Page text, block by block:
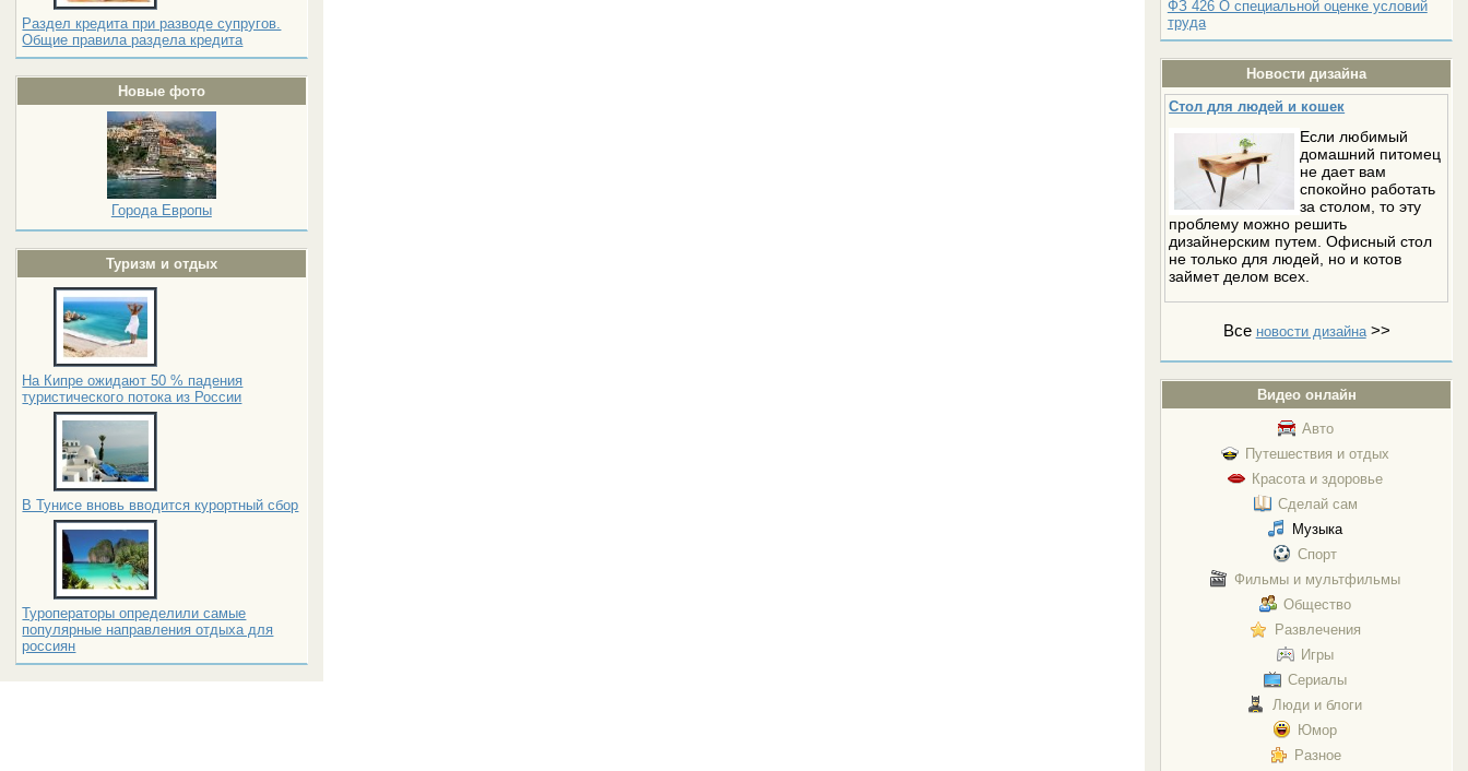
Раздел кредита при разводе супругов.
Общие правила раздела кредита
Новые фото
Города Европы
Туризм и отдых
На Кипре ожидают 50 % падения
туристического потока из России
В Тунисе вновь вводится курортный сбор
Туроператоры определили самые
популярные направления отдыха для
россиян
ФЗ 426 О специальной оценке условий
труда
Новости дизайна
Стол для людей и кошек
Если любимый
домашний питомец
не дает вам
спокойно работать
за столом, то эту
проблему можно решить
дизайнерским путем. Офисный стол
не только для людей, но и котов
займет делом всех.
Все новости дизайна>>
Видео онлайн
Авто
Путешествия и отдых
Красота и здоровье
Сделай сам
Музыка
Спорт
Фильмы и мультфильмы
Общество
Развлечения
Игры
Сериалы
Люди и блоги
Юмор
Разное